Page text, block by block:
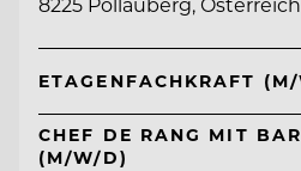
ETAGENFACHKRAFT
CHEF DE RANG MIT
(M/W/D)